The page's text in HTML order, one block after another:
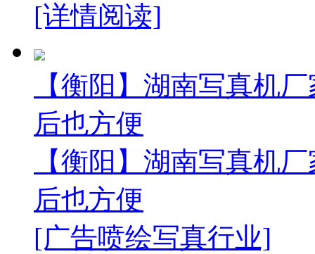
[详情阅读]
【衡阳】湖南写真机
后也方便
【衡阳】湖南写真机
后也方便
[广告喷绘写真行业]